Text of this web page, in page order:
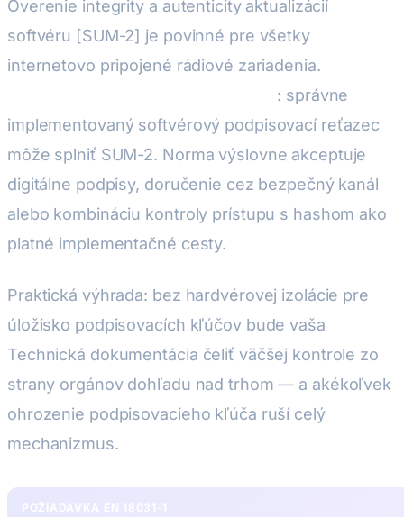
Overenie integrity a autenticity aktualizácií
softvéru [SUM-2] je povinné pre všetky
internetovo pripojené rádiové zariadenia.
: správne
implementovaný softvérový podpisovací reťazec
môže splniť SUM-2. Norma výslovne akceptuje
digitálne podpisy, doručenie cez bezpečný kanál
alebo kombináciu kontroly prístupu s hashom ako
platné implementačné cesty.
Praktická výhrada: bez hardvérovej izolácie pre
úložisko podpisovacích kľúčov bude vaša
Technická dokumentácia čeliť väčšej kontrole zo
strany orgánov dohľadu nad trhom — a akékoľvek
ohrozenie podpisovacieho kľúča ruší celý
mechanizmus.